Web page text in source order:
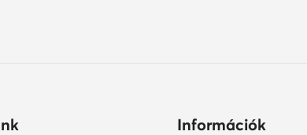
Információk